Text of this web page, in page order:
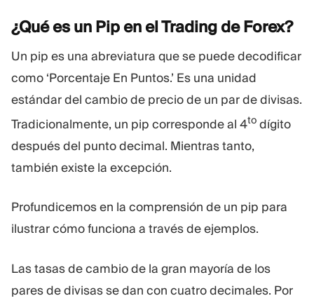
¿Qué es un Pip en el Trading deForex?
Un pip es una abreviatura que se puede decodificar
como ‘Porcentaje En Puntos.’ Es una unidad
estándar del cambio de precio de un par de divisas.
Tradicionalmente, un pip corresponde al 4to dígito
después del punto decimal. Mientras tanto,
también existe la excepción.
Profundicemos en la comprensión de un pip para
ilustrar cómo funciona a través de ejemplos.
Las tasas de cambio de la gran mayoría de los
pares de divisas se dan con cuatro decimales. Por